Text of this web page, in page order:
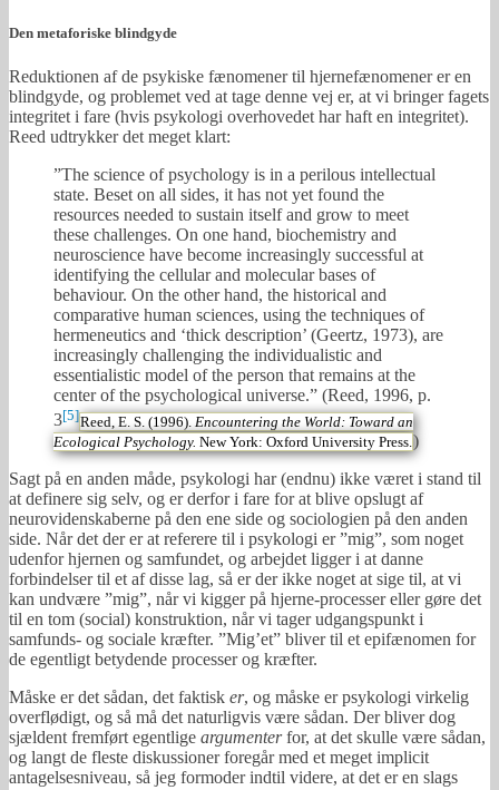
Den metaforiske blindgyde
Reduktionen af de psykiske fænomener til hjernefænomener er en
blindgyde, og problemet ved at tage denne vej er, at vi bringer fagets
integritet i fare (hvis psykologi overhovedet har haft en integritet).
Reed udtrykker det meget klart:
”The science of psychology is in a perilous intellectual
state. Beset on all sides, it has not yet found the
resources needed to sustain itself and grow to meet
these challenges. On one hand, biochemistry and
neuroscience have become increasingly successful at
identifying the cellular and molecular bases of
behaviour. On the other hand, the historical and
comparative human sciences, using the techniques of
hermeneutics and ‘thick description’ (Geertz, 1973), are
increasingly challenging the individualistic and
essentialistic model of the person that remains at the
center of the psychological universe.” (Reed, 1996, p.
3[5]Reed, E. S. (1996). Encountering the World: Toward an
Ecological Psychology. New York: Oxford University Press. )
Sagt på en anden måde, psykologi har (endnu) ikke været i stand til
at definere sig selv, og er derfor i fare for at blive opslugt af
neurovidenskaberne på den ene side og sociologien på den anden
side. Når det der er at referere til i psykologi er ”mig”, som noget
udenfor hjernen og samfundet, og arbejdet ligger i at danne
forbindelser til et af disse lag, så er der ikke noget at sige til, at vi
kan undvære ”mig”, når vi kigger på hjerne-processer eller gøre det
til en tom (social) konstruktion, når vi tager udgangspunkt i
samfunds- og sociale kræfter. ”Mig’et” bliver til et epifænomen for
de egentligt betydende processer og kræfter.
Måske er det sådan, det faktisk er, og måske er psykologi virkelig
overflødigt, og så må det naturligvis være sådan. Der bliver dog
sjældent fremført egentlige argumenterfor, at det skulle være sådan,
og langt de fleste diskussioner foregår med et meget implicit
antagelsesniveau, så jeg formoder indtil videre, at det er en slags